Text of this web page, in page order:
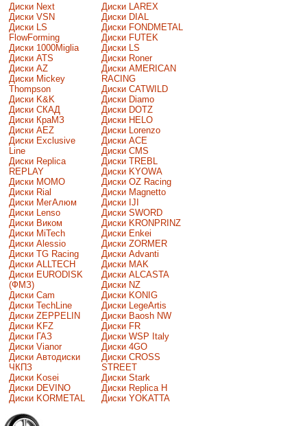
Диски Next
Диски VSN
Диски LS
FlowForming
Диски 1000Miglia
Диски ATS
Диски AZ
Диски Mickey
Thompson
Диски K&K
Диски СКАД
Диски КраМЗ
Диски AEZ
Диски Exclusive
Line
Диски Replica
REPLAY
Диски MOMO
Диски Rial
Диски МегАлюм
Диски Lenso
Диски Виком
Диски MiTech
Диски Alessio
Диски TG Racing
Диски ALLTECH
Диски EURODISK
(ФМЗ)
Диски Cam
Диски TechLine
Диски ZEPPELIN
Диски KFZ
Диски ГАЗ
Диски Vianor
Диски Автодиски
ЧКПЗ
Диски Kosei
Диски DEVINO
Диски KORMETAL
Диски LAREX
Диски DIAL
Диски FONDMETAL
Диски FUTEK
Диски LS
Диски Roner
Диски AMERICAN
RACING
Диски CATWILD
Диски Diamo
Диски DOTZ
Диски HELO
Диски Lorenzo
Диски ACE
Диски CMS
Диски TREBL
Диски KYOWA
Диски OZ Racing
Диски Magnetto
Диски IJI
Диски SWORD
Диски KRONPRINZ
Диски Enkei
Диски ZORMER
Диски Advanti
Диски MAK
Диски ALCASTA
Диски NZ
Диски KONIG
Диски LegeArtis
Диски Baosh NW
Диски FR
Диски WSP Italy
Диски 4GO
Диски CROSS
STREET
Диски Stark
Диски Replica H
Диски YOKATTA